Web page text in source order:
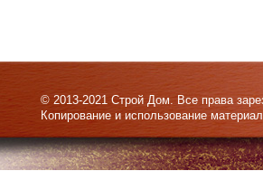
© 2013-2021 Строй Дом. Все права
Копирование и использование